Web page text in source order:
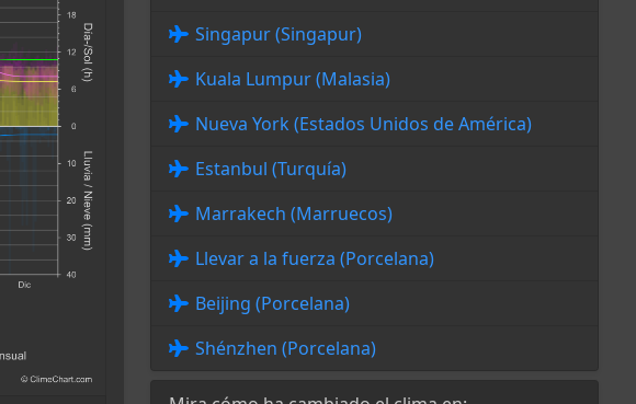
Singapur (Singapur)
Kuala Lumpur (Malasia)
Nueva York (Estados Unidos de América)
Estanbul (Turquía)
Marrakech (Marruecos)
Llevar a la fuerza (Porcelana)
Beijing (Porcelana)
Shénzhen (Porcelana)